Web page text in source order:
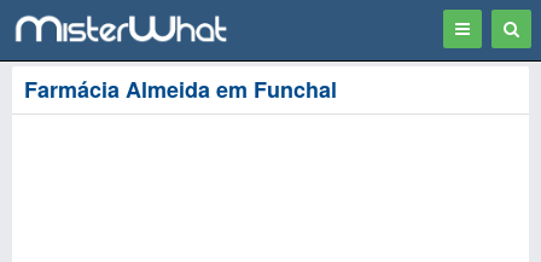
Toggle
navigation
Farmácia Almeida em Funchal